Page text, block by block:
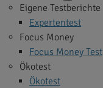
Eigene Testberichte
Expertentest
Focus Money
Focus Money Test
Ökotest
Ökotest